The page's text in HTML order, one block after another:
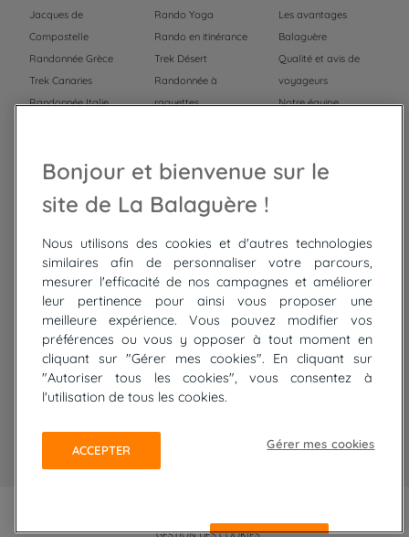
Jacques de
Compostelle
Randonnée Grèce
Trek Canaries
Randonnée Italie
Trek Mauritanie
Rando Yoga
Rando en itinérance
Trek Désert
Randonnée à
raquettes
Trek
Les avantages
Balaguère
Qualité et avis de
voyageurs
Notre équipe
Top
circuits
Tour du lac de Constance à vélo
Cyclades : Amorgos et Naxos
Randonnée aux Bardenas Reales
De Collioure à Cadaquès à pied
Découverte des trésors de Madère
Rando Réunion en douceur
Trek sur Tenerife
Bonjour et bienvenue sur le
site de La Balaguère !
Nous utilisons des cookies et d'autres technologies
similaires afin de personnaliser votre parcours,
mesurer l'efficacité de nos campagnes et améliorer
leur pertinence pour ainsi vous proposer une
meilleure expérience. Vous pouvez modifier vos
préférences ou vous y opposer à tout moment en
cliquant sur "Gérer mes cookies". En cliquant sur
"Autoriser tous les cookies", vous consentez à
l'utilisation de tous les cookies.
Gérer mes cookies
ACCEPTER